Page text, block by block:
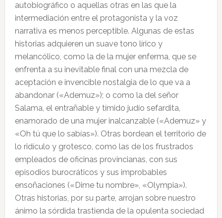
autobiográfico o aquellas otras en las que la
intermediación entre el protagonista y la voz
narrativa es menos perceptible. Algunas de estas
historias adquieren un suave tono lírico y
melancólico, como la de la mujer enferma, que se
enfrenta a su inevitable final con una mezcla de
aceptación e invencible nostalgia de lo que va a
abandonar («Ademuz»); o como la del señor
Salama, el entrañable y tímido judío sefardita,
enamorado de una mujer inalcanzable («Ademuz» y
«Oh tú que lo sabías»). Otras bordean el territorio de
lo ridículo y grotesco, como las de los frustrados
empleados de oficinas provincianas, con sus
episodios burocráticos y sus improbables
ensoñaciones («Dime tu nombre», «Olympia»).
Otras historias, por su parte, arrojan sobre nuestro
ánimo la sórdida trastienda de la opulenta sociedad